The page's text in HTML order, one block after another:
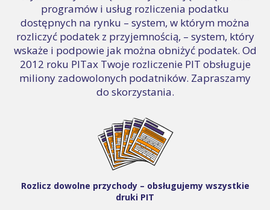
programów i usług rozliczenia podatku
dostępnych na rynku – system, w którym można
rozliczyć podatek z przyjemnością, – system, który
wskaże i podpowie jak można obniżyć podatek. Od
2012 roku PITax Twoje rozliczenie PIT obsługuje
miliony zadowolonych podatników. Zapraszamy
do skorzystania.
Rozlicz dowolne przychody – obsługujemy wszystkie
druki PIT